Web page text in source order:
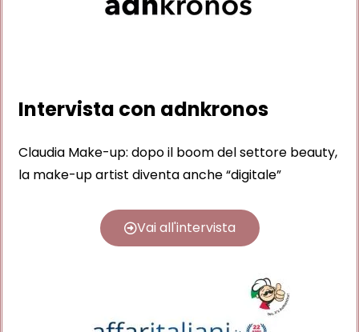
Intervista con adnkronos
Claudia Make-up: dopo il boom del settore beauty,
la make-up artist diventa anche “digitale”
Vai all'intervista